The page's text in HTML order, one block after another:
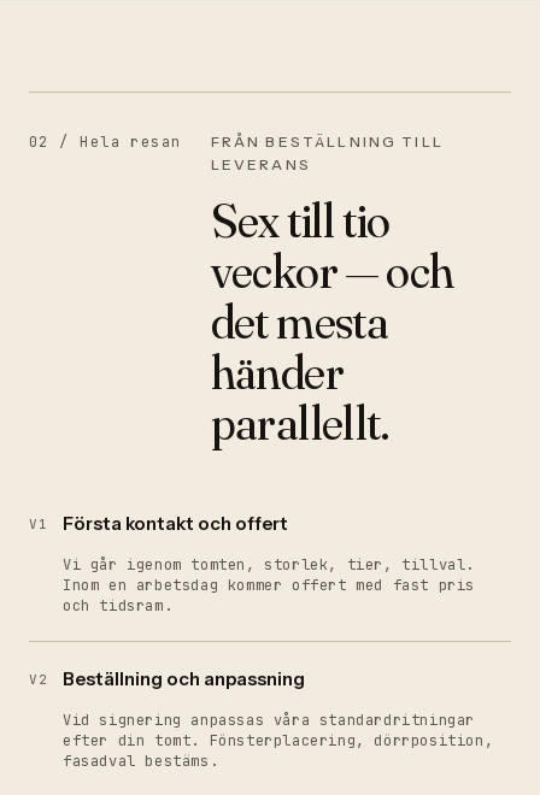
02 / Hela resan
FRÅN BESTÄLLNING TILL
LEVERANS
Sex till tio
veckor — och
det mesta
händer
parallellt.
V1 Första kontakt och offert
Vi går igenom tomten, storlek, tier, tillval.
Inom en arbetsdag kommer offert med fast pris
och tidsram.
V2 Beställning och anpassning
Vid signering anpassas våra standardritningar
efter din tomt. Fönsterplacering, dörrposition,
fasadval bestäms.